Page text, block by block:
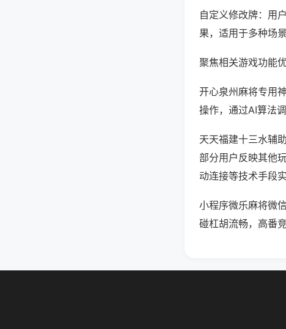
自定义修改牌：用
果，适用于多种场
聚焦相关游戏功能
开心泉州麻将专用
操作，通过AI算法
天天福建十三水辅
部分用户反映其他
动连接等技术手段
小程序微乐麻将微
碰杠胡流畅，高番